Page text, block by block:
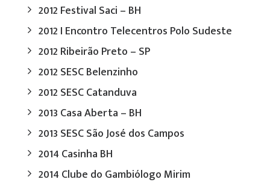
2012 Festival Saci – BH
2012 I Encontro Telecentros Polo Sudeste
2012 Ribeirão Preto – SP
2012 SESC Belenzinho
2012 SESC Catanduva
2013 Casa Aberta – BH
2013 SESC São José dos Campos
2014 Casinha BH
2014 Clube do Gambiólogo Mirim